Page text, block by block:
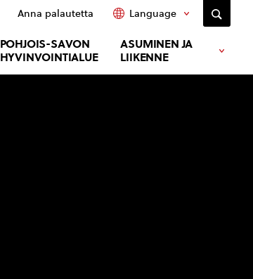
POHJOIS-SAVON
HYVINVOINTIALUE
ASUMINEN JA
LIIKENNE
Anna palautetta Language